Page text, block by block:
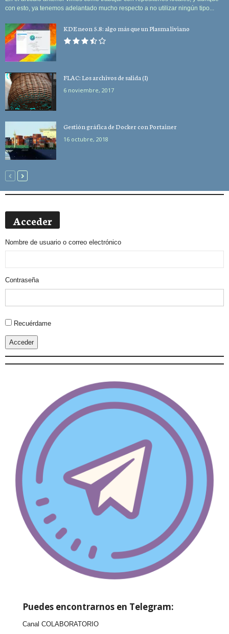
con esto, ya tenemos adelantado mucho respecto a no utilizar ningún tipo...
KDE neon 5.8: algo más que un Plasma liviano
FLAC: Los archivos de salida (I)
6 noviembre, 2017
Gestión gráfica de Docker con Portainer
16 octubre, 2018
Acceder
Nombre de usuario o correo electrónico
Contraseña
Alternative:
Recuérdame
Acceder
Puedes encontrarnos en Telegram:
Canal COLABORATORIO